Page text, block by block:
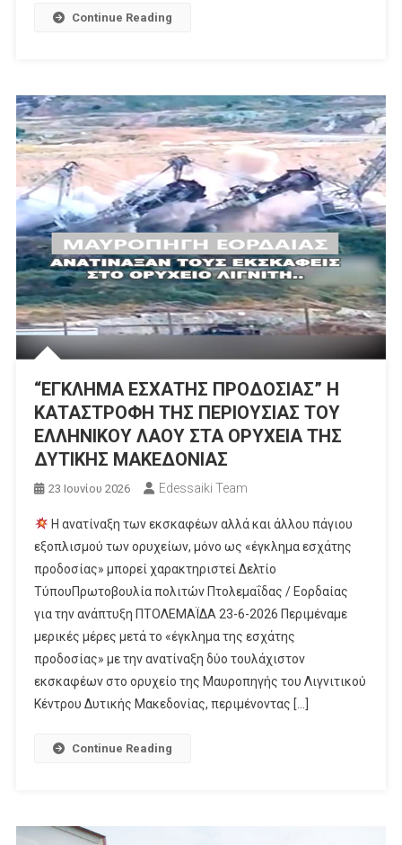
Continue Reading
“ΕΓΚΛΗΜΑ ΕΣΧΑΤΗΣ ΠΡΟΔΟΣΙΑΣ” Η
ΚΑΤΑΣΤΡΟΦΗ ΤΗΣ ΠΕΡΙΟΥΣΙΑΣ ΤΟΥ
ΕΛΛΗΝΙΚΟΥ ΛΑΟΥ ΣΤΑ ΟΡΥΧΕΙΑ ΤΗΣ
ΔΥΤΙΚΗΣ ΜΑΚΕΔΟΝΙΑΣ
23 Ιουνίου 2026 Edessaiki Team
Η ανατίναξη των εκσκαφέων αλλά και άλλου πάγιου
εξοπλισμού των ορυχείων, μόνο ως «έγκλημα εσχάτης
προδοσίας» μπορεί χαρακτηριστεί Δελτίο
ΤύπουΠρωτοβουλία πολιτών Πτολεμαΐδας / Εορδαίας
για την ανάπτυξη ΠΤΟΛΕΜΑΪΔΑ 23-6-2026 Περιμέναμε
μερικές μέρες μετά το «έγκλημα της εσχάτης
προδοσίας» με την ανατίναξη δύο τουλάχιστον
εκσκαφέων στο ορυχείο της Μαυροπηγής του Λιγνιτικού
Κέντρου Δυτικής Μακεδονίας, περιμένοντας […]
Continue Reading